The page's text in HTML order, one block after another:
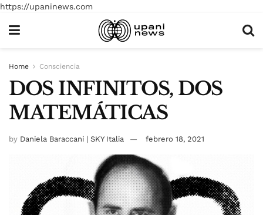
https://upaninews.com
Home Consciencia
DOS INFINITOS, DOS
MATEMÁTICAS
by Daniela Baraccani | SKY Italia febrero 18, 2021